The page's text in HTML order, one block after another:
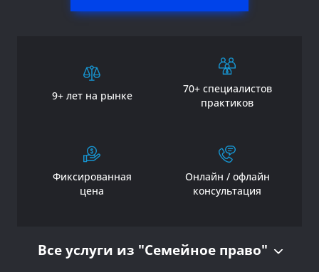
9+ лет на рынке
70+ специалистов
практиков
Фиксированная
цена
Онлайн / офлайн
консультация
Все услуги из "Семейное право"